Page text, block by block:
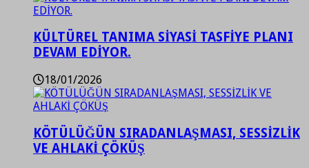
KÜLTÜREL TANIMA SİYASİ TASFİYE PLANI
DEVAM EDİYOR.
18/01/2026
KÖTÜLÜĞÜN SIRADANLAŞMASI, SESSİZLİK
VE AHLAKİ ÇÖKÜŞ